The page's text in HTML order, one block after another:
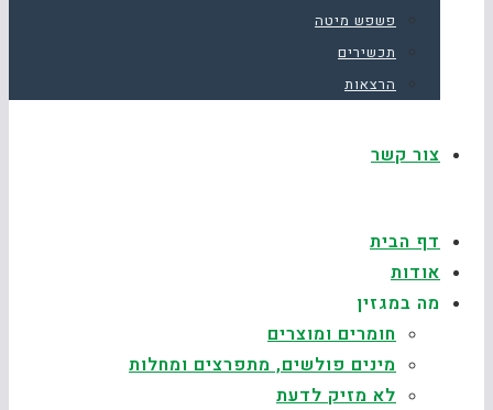
פשפש מיטה
תכשירים
הרצאות
צור קשר
דף הבית
אודות
מה במגזין
חומרים ומוצרים
מינים פולשים, מתפרצים ומחלות
לא מזיק לדעת